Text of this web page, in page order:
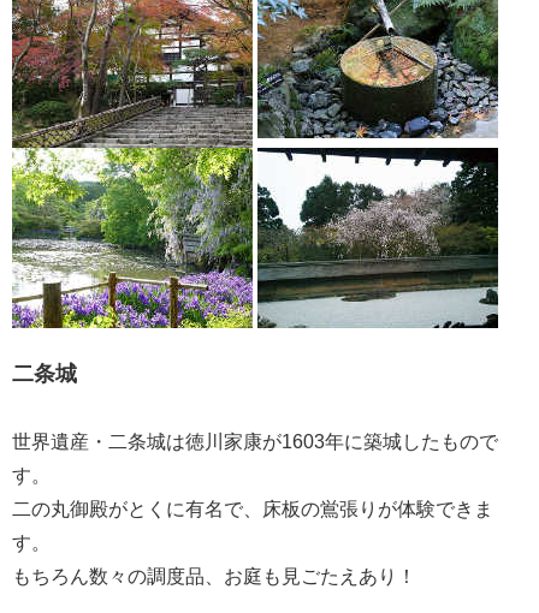
二条城
世界遺産・二条城は徳川家康が1603年に築城したもので
す。
二の丸御殿がとくに有名で、床板の鴬張りが体験できま
す。
もちろん数々の調度品、お庭も見ごたえあり！